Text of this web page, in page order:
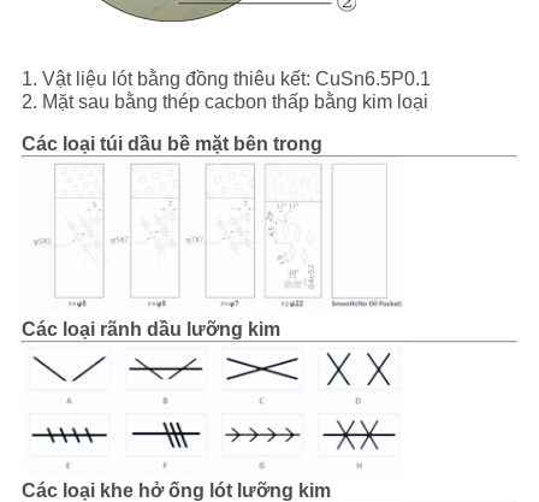
ÁN
SƠ
TRANG
PRIVACY
POLICY
1. Vật liệu lót bằng đồng thiêu kết: CuSn6.5P0.1
2. Mặt sau bằng thép cacbon thấp bằng kim loại
Các loại túi dầu bề mặt bên trong
Các loại rãnh dầu lưỡng kim
Các loại khe hở ống lót lưỡng kim